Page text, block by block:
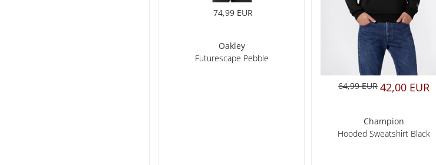
74,99 EUR
Oakley
Futurescape Pebble
64,99 EUR 42,00 EUR
Champion
Hooded Sweatshirt Black